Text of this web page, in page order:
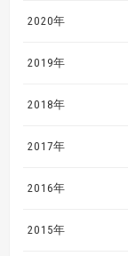
2020年
2019年
2018年
2017年
2016年
2015年